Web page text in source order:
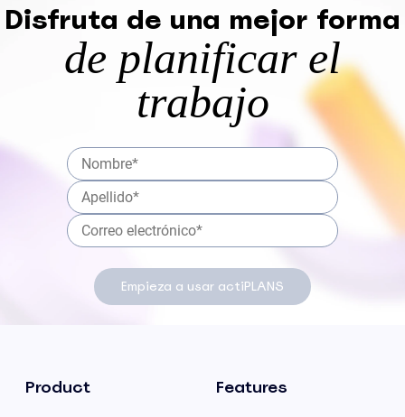
Disfruta de una mejor forma
de planificar el
trabajo
Empieza a usar actiPLANS
Product Features